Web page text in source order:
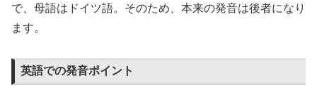
で、母語はドイツ語。そのため、本来の発音は後者になり
ます。
英語での発音ポイント